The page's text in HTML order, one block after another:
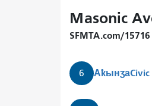
Masonic
SFMTA.com/15716
6 Аҟынӡа